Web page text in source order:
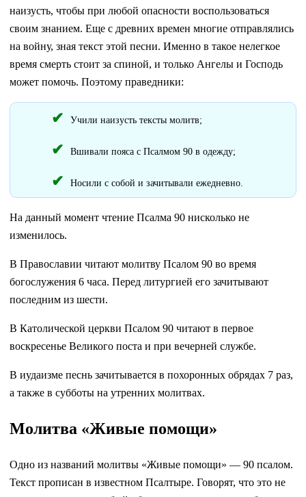
наизусть, чтобы при любой опасности воспользоваться
своим знанием. Еще с древних времен многие отправлялись
на войну, зная текст этой песни. Именно в такое нелегкое
время смерть стоит за спиной, и только Ангелы и Господь
может помочь. Поэтому праведники:
Учили наизусть тексты молитв;
Вшивали пояса с Псалмом 90 в одежду;
Носили с собой и зачитывали ежедневно.
На данный момент чтение Псалма 90 нисколько не
изменилось.
В Православии читают молитву Псалом 90 во время
богослужения 6 часа. Перед литургией его зачитывают
последним из шести.
В Католической церкви Псалом 90 читают в первое
воскресенье Великого поста и при вечерней службе.
В иудаизме песнь зачитывается в похоронных обрядах 7 раз,
а также в субботы на утренних молитвах.
Молитва «Живые помощи»
Одно из названий молитвы «Живые помощи» — 90 псалом.
Текст прописан в известном Псалтыре. Говорят, что это не